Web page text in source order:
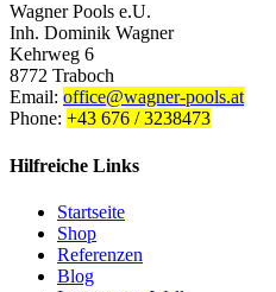
Wagner Pools e.U.
Inh. Dominik Wagner
Kehrweg 6
8772 Traboch
Email: office@wagner-pools.at
Phone: +43 676 / 3238473
Hilfreiche Links
Startseite
Shop
Referenzen
Blog